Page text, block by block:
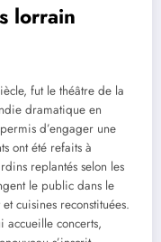
lorrain
fut le théâtre de la
dramatique en
d’engager une
ont été refaits à
replantés selon les
le public dans le
cuisines reconstituées.
accueille concerts,